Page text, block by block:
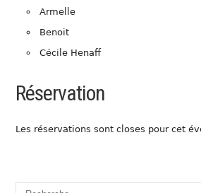
Armelle
Benoit
Cécile Henaff
Réservation
Les réservations sont closes pour cet